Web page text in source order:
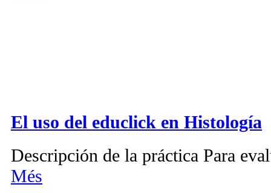
El uso del educlick en Histología
Descripción de la práctica Para
Més